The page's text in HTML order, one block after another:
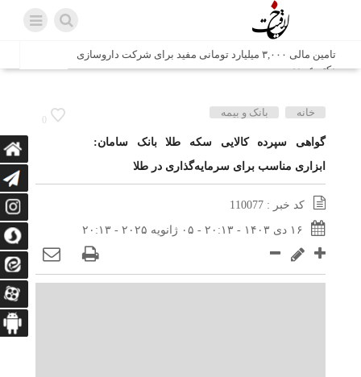
تامین مالی ۳,۰۰۰ میلیارد تومانی مفید برای شرکت داروسازی
دکتر عبیدی
شش وزیر کابینه پاکستان با حضور در سفارت ایران در اسلام
اتابک: ظرفیت های جدید همکاری‌های تجاری ایران و پاکستان با
محوریت بخش خصوصی فعال می‌شود
در مسیر جا‌مانده‌ها، دل‌ها به کربلا رسیده است
وزیر صمت خواستار پیگیری کانتینرهای ایرانی در بندر کراچی
شد / تجارت ۱۰ میلیارد دلاری ایران و پاکستان
0
خانه بانک و بیمه
گواهی سپرده کالایی سکه طلا بانک سامان:
ابزاری مناسب برای سرمایه‌گذاری در طلا
کد خبر : 110077
۱۶ دی ۱۴۰۳ - ۲۰:۱۳ - ۰۵ ژانویه ۲۰۲۵ - ۲۰:۱۳